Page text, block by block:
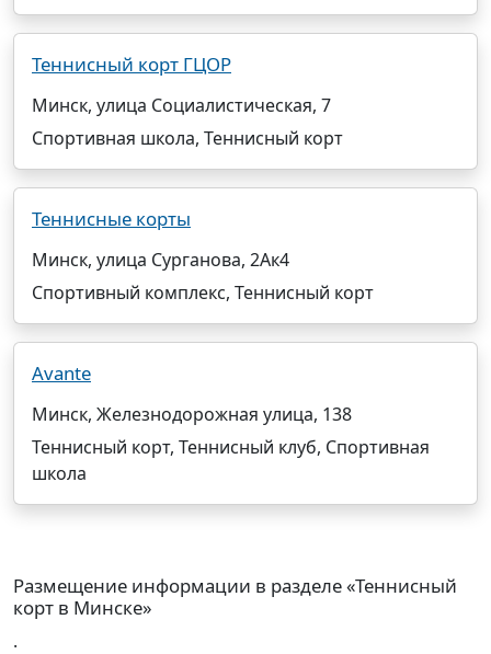
Теннисный корт ГЦОР
Минск, улица Социалистическая, 7
Спортивная школа, Теннисный корт
Теннисные корты
Минск, улица Сурганова, 2Ак4
Спортивный комплекс, Теннисный корт
Avante
Минск, Железнодорожная улица, 138
Теннисный корт, Теннисный клуб, Спортивная
школа
Размещение информации в разделе «Теннисный
корт в Минске»
.